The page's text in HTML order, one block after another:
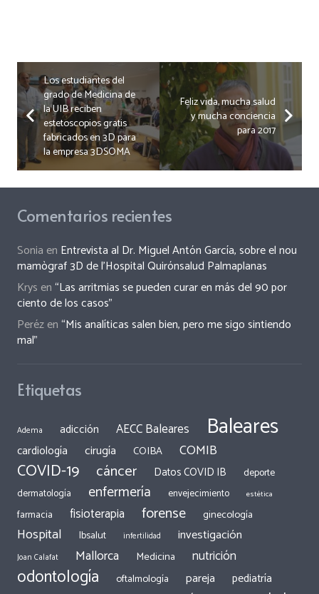
Los estudiantes del
grado de Medicina de
la UIB reciben
estetoscopios gratis
fabricados en 3D para
la empresa 3DSOMA
Feliz vida, mucha salud
y mucha conciencia
para 2017
Comentarios recientes
Sonia en Entrevista al Dr. Miguel Antón García, sobre el nou
mamògraf 3D de l’Hospital Quirónsalud Palmaplanas
Krys en“Las arritmias se pueden curar en más del 90 por
ciento de los casos”
Perézen“Mis analíticas salen bien, pero me sigo sintiendo
mal”
Etiquetas
Adema adicción AECC Baleares Baleares
cardiología cirugía COIBA COMIB
COVID-19 cáncer Datos COVID IB
deporte
dermatología
enfermería envejecimiento estética
farmacia fisioterapia forense ginecología
Hospital Ibsalut infertilidad investigación
Joan Calafat Mallorca Medicina nutrición
odontología oftalmología pareja pediatría